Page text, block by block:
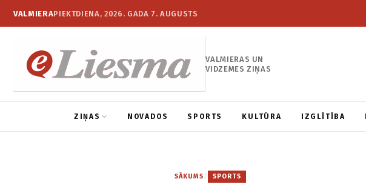
VALMIERAPIEKTDIENA, 2026. GADA 7. AUGUSTS
VALMIERAS UN
VIDZEMES ZIŅAS
ZIŅAS NOVADOS SPORTS KULTŪRA IZGLĪTĪBA
SĀKUMS / SPORTS